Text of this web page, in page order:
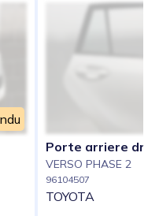
Porte arriere
VERSO PHASE 2
96104507
TOYOTA